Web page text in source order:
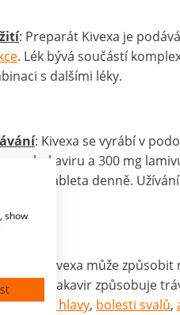
: Preparát Kivexa je
. Lék bývá součástí
s dalšími léky.
: Kivexa se vyrábí v
mg abakaviru a 300 mg
je 1 tableta denně.
: Kivexa může
Abakavir způsobuje
bolesti hlavy, bolesti svalů,
show